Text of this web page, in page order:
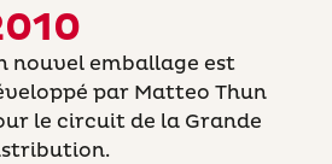
nouvel emballage est
par Matteo Thun
le circuit de la Grande